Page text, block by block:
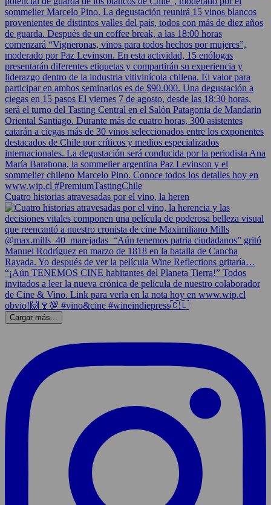
Cuatro historias atravesadas por el vino, la heren
Cargar más...